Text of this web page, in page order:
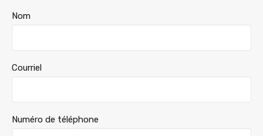
Nom
Courriel
Numéro de téléphone